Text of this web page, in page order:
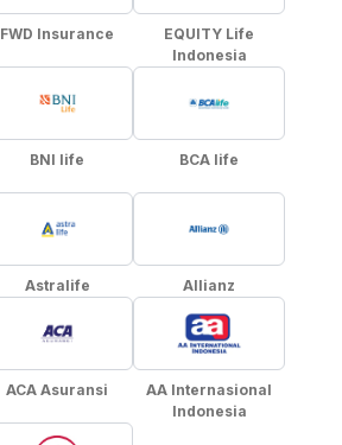
FWD Insurance
EQUITY Life
Indonesia
BNI life BCA life
Astralife Allianz
ACA Asuransi
AA Internasional
Indonesia